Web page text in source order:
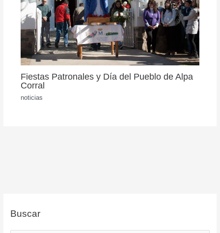
Fiestas Patronales y Día del Pueblo de Alpa
Corral
noticias
Buscar